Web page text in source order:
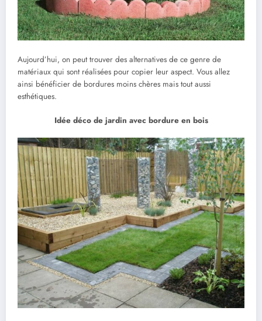
Aujourd’hui, on peut trouver des alternatives de ce genre de
matériaux qui sont réalisées pour copier leur aspect. Vous allez
ainsi bénéficier de bordures moins chères mais tout aussi
esthétiques.
Idée déco de jardin avec bordure en bois